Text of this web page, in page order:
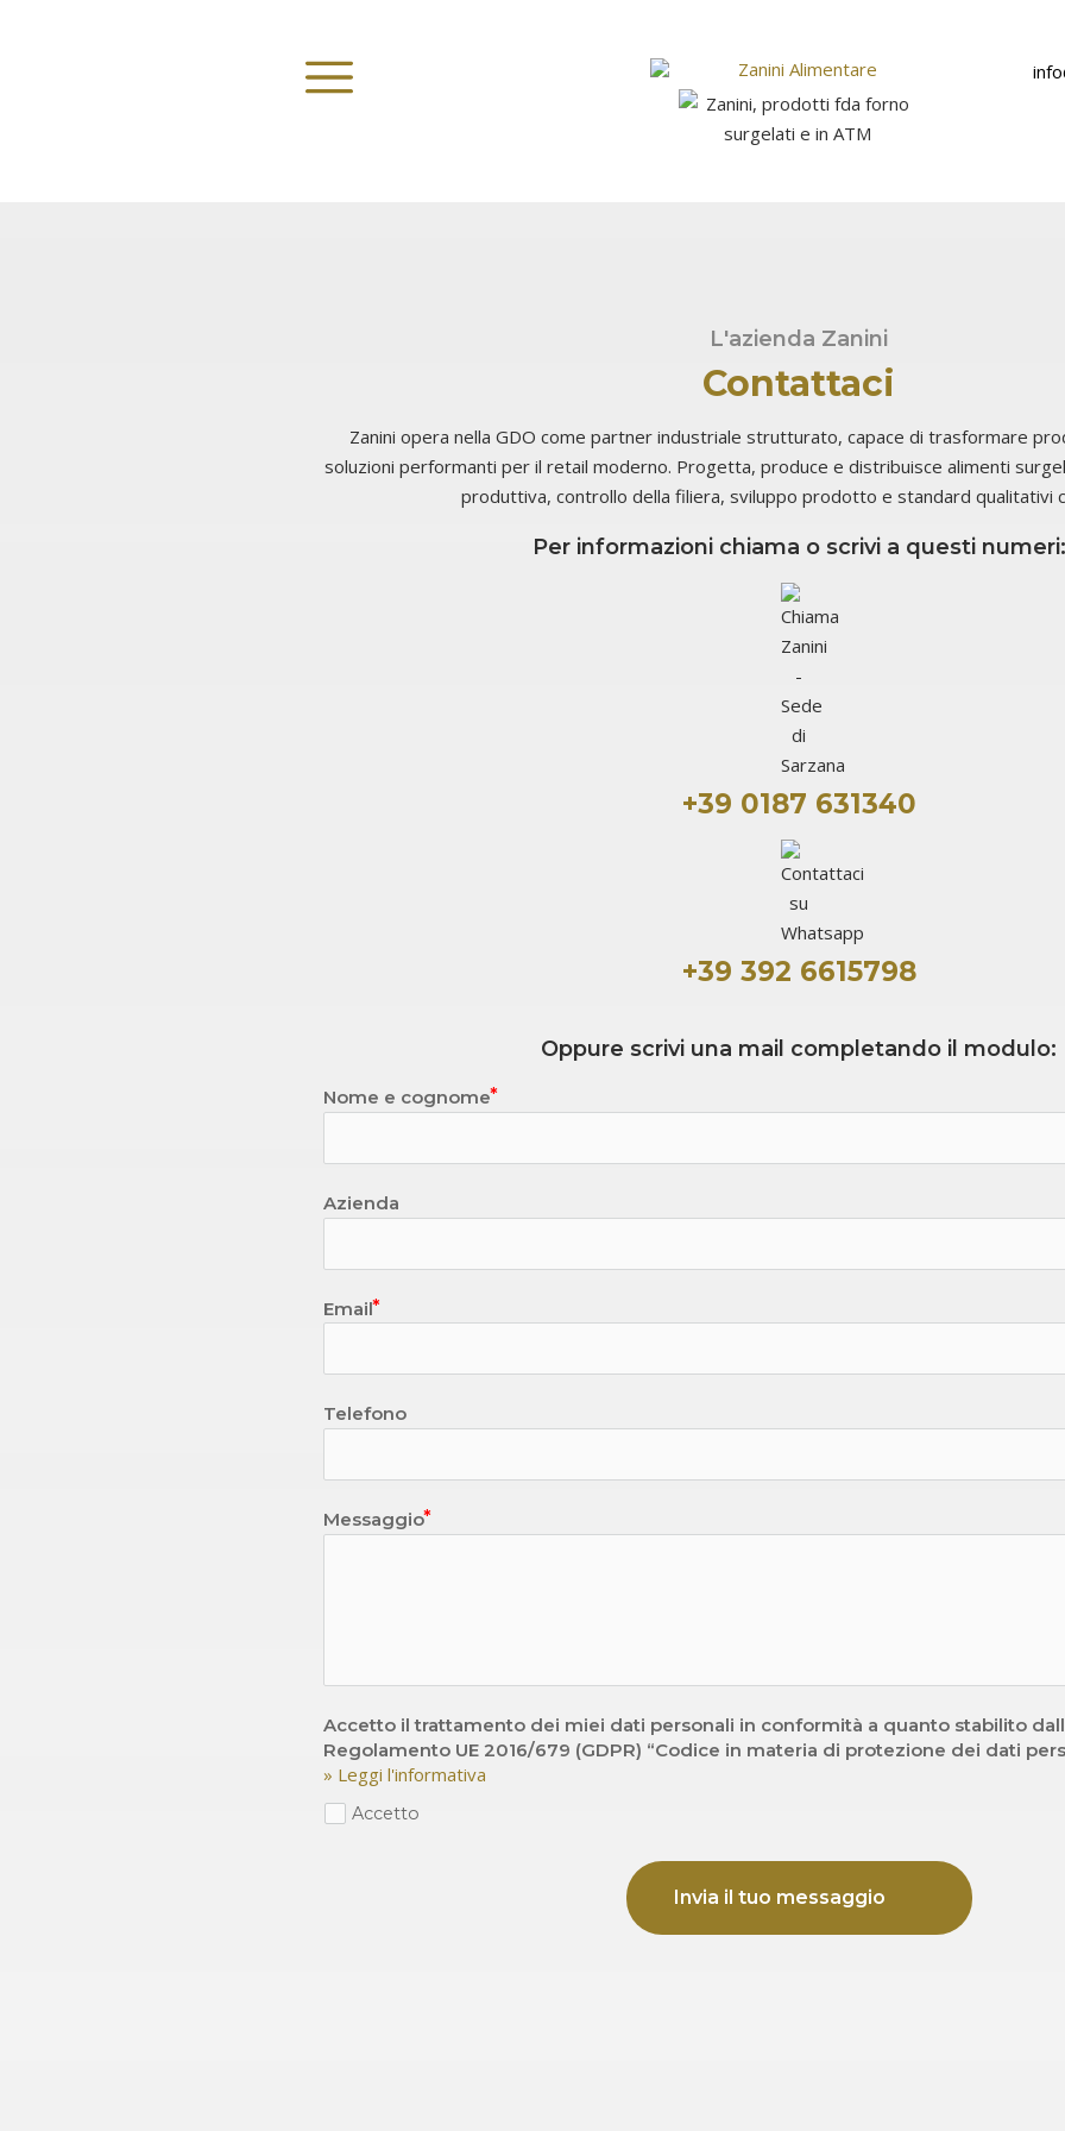
L'azienda Zanini
Contattaci
Zanini opera nella GDO come partner industriale strutturato, capace di trasformare
soluzioni performanti per il retail moderno. Progetta, produce e distribuisce alimenti
produttiva, controllo della filiera, sviluppo prodotto e standard qualitativi
Per informazioni chiama o scrivi a questi numeri:
+39 0187 631340
+39 392 6615798
Oppure scrivi una mail completando il modulo:
Nome e cognome
Azienda
Email
Telefono
Messaggio
Accetto il trattamento dei miei dati personali in conformità a quanto stabilito
Regolamento UE 2016/679 (GDPR) “Codice in materia di protezione dei dati
» Leggi l'informativa
Accetto
Invia il tuo messaggio